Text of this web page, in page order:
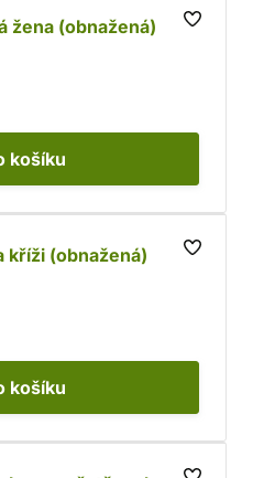
žena (obnažená)
košíku
kříži (obnažená)
košíku